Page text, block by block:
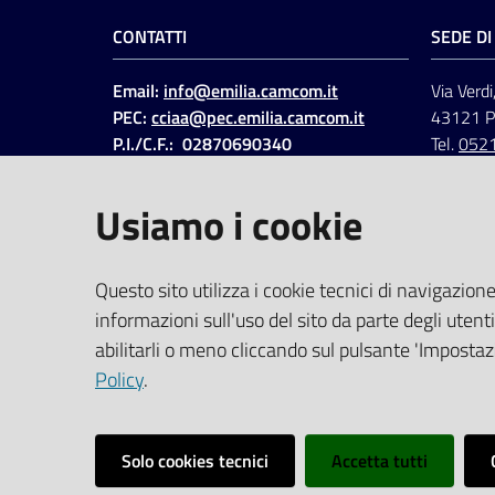
circolazione dei
Libro giornale
Registro di
Registro di
Formulari di
La presente
Registro merci in
Registro bolle di
Registro di
Registro
Registro editori;
Registro dei
Corrispondenza
Registro delle
Registro acquisti
Registro dei
CONTATTI
Email: info@emilia.camcom.it
PEC: cciaa@pec.emilia.camcom.it
P.I./C.F.: 02870690340
Codice IPA: ccem
SEDE
Via
43121
Tel.
SOCIAL
LinkedinFacebookInstagram
Usiamo i cookie
Questo sito utilizza i cookie tecnici di
informazioni sull'uso del sito da parte degli
abilitarli o meno cliccando sul pulsante
Policy.
Solo cookies tecnici Accetta tutti